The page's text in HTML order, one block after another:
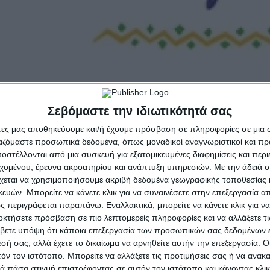
Σεβόμαστε την ιδιωτικότητά σας
μας αποθηκεύουμε και/ή έχουμε πρόσβαση σε πληροφορίες σε
προσωπικά δεδομένα, όπως μοναδικοί αναγνωριστικοί και
από μια συσκευή για εξατομικευμένες διαφημίσεις και
έρευνα ακροατηρίου και ανάπτυξη υπηρεσιών. Με την άδειά
να χρησιμοποιήσουμε ακριβή δεδομένα γεωγραφικής τοποθεσίας
Μπορείτε να κάνετε κλικ για να συναινέσετε στην επεξεργασία
παραπάνω. Εναλλακτικά, μπορείτε να κάνετε κλικ για
πρόσβαση σε πιο λεπτομερείς πληροφορίες και να αλλάξετε
υπόψη ότι κάποια επεξεργασία των προσωπικών σας δεδομένων
σας, αλλά έχετε το δικαίωμα να αρνηθείτε αυτήν την επεξεργασία.
τον ιστότοπο. Μπορείτε να αλλάξετε τις προτιμήσεις σας ή να
στιγμή επιστρέφοντας σε αυτόν τον ιστότοπο και κάνοντας
πιστός σύμμαχος της γυναικείας γραμμής…
Nestlé, πιστός σύμμαχος της γυναικείας γραμμής, βοηθούν τις
μπαίνουν σε ρυθμούς Samba και παρουσιάζουν μέσα από
ισορροπημένη διατροφή βοηθούν στη διατήρηση της γραμμής
τα σώματά τους ως δείκτες – επισημαίνοντας, έτσι, στις
στους fans τους να ανακαλύψουν τις ευεργετικές
( https://www.facebook.com/NestleFitness.GR